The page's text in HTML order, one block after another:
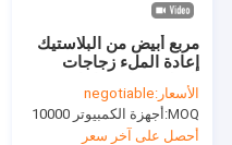
مربع أبيض من البلاستيك
إعادة الملء زجاجات
العطور رذاذ زجاجات
العناية بالبشرة التعبئة
والتغليف
الأسعار:negotiable
MOQ: أجهزة الكمبيوتر 10000
أحصل على آخر سعر